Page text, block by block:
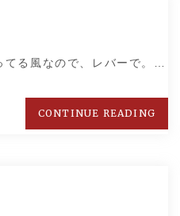
る風なので、レバーで。…
CONTINUE READING